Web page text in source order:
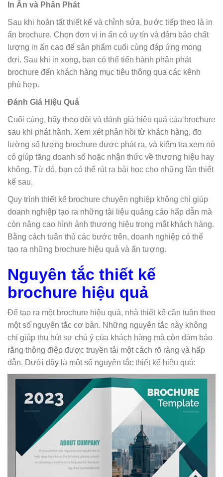
In Ấn và Phân Phát
Sau khi hoàn tất thiết kế và chỉnh sửa, bước tiếp theo là in
ấn brochure. Chọn đơn vị in ấn có uy tín và đảm bảo chất
lượng in ấn cao để sản phẩm cuối cùng đáp ứng mong
đợi. Sau khi in xong, bạn có thể tiến hành phân phát
brochure đến khách hàng mục tiêu thông qua các kênh
phù hợp.
Đánh Giá Hiệu Quả
Cuối cùng, hãy theo dõi và đánh giá hiệu quả của brochure
sau khi phát hành. Xem xét phản hồi từ khách hàng, đo
lường số lượng brochure được phát ra, và kiểm tra xem nó
có giúp tăng doanh số hoặc nhận thức về thương hiệu hay
không. Từ đó, bạn có thể rút ra bài học cho những lần thiết
kế sau.
Quy trình thiết kế brochure chuyên nghiệp không chỉ giúp
doanh nghiệp tạo ra những tài liệu quảng cáo hấp dẫn mà
còn nâng cao hình ảnh thương hiệu trong mắt khách hàng.
Bằng cách tuân thủ các bước trên, doanh nghiệp có thể
tạo ra những brochure hiệu quả và ấn tượng.
Nguyên tắc thiết kế
brochure hiệu quả
Để tạo ra một brochure hiệu quả, nhà thiết kế cần tuân theo
một số nguyên tắc cơ bản. Những nguyên tắc này không
chỉ giúp thu hút sự chú ý của khách hàng mà còn đảm bảo
rằng thông điệp được truyền tải một cách rõ ràng và hấp
dẫn. Dưới đây là một số nguyên tắc thiết kế hiệu quả: